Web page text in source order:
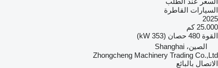
السيارات القاطرة
2025
25.000 كم
القوة 480 حصان (353 kW)
الصين، Shanghai
Zhongcheng Machinery Trading Co.,Ltd
الاتصال بالبائع